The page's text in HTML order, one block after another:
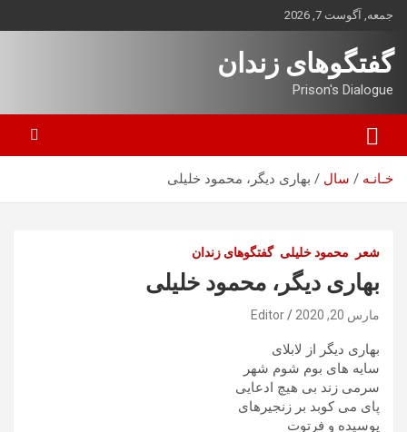
بروید
جمعه, آگوست 7, 2026
گفتگوهای زندان
Prison's Dialogue
خـانـه سال بهاری دیگر، محمود خلیلی
شعر محمود خلیلی گفتگوهای زندان
بهاری دیگر، محمود خلیلی
مارس 20, 2020 Editor
بهاری دیگر از لابلای
سایه های بوم شوم شهر
سرمی زند بی هیچ ادعایی
پای می کوبد بر زنجیرهای
پوسیده و فرتوت